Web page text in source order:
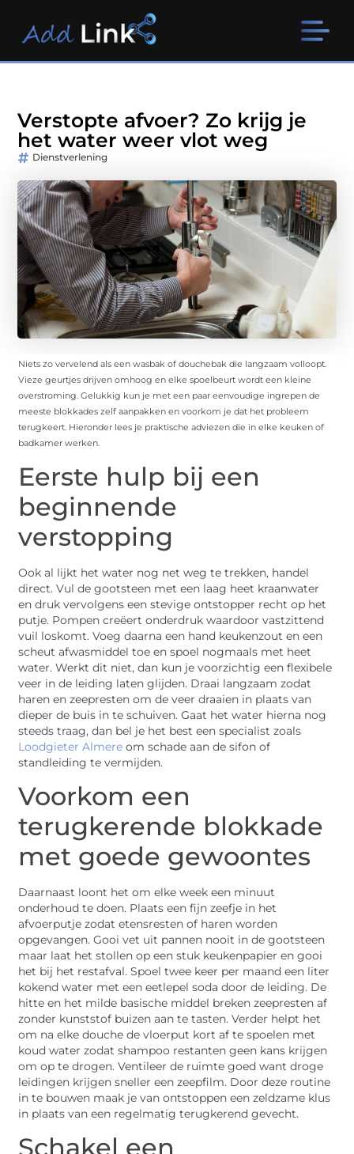
Verstopte afvoer? Zo krijg je
het water weer vlot weg
Dienstverlening
Niets zo vervelend als een wasbak of douchebak die langzaam volloopt.
Vieze geurtjes drijven omhoog en elke spoelbeurt wordt een kleine
overstroming. Gelukkig kun je met een paar eenvoudige ingrepen de
meeste blokkades zelf aanpakken en voorkom je dat het probleem
terugkeert. Hieronder lees je praktische adviezen die in elke keuken of
badkamer werken.
Eerste hulp bij een
beginnende
verstopping
Ook al lijkt het water nog net weg te trekken, handel
direct. Vul de gootsteen met een laag heet kraanwater
en druk vervolgens een stevige ontstopper recht op het
putje. Pompen creëert onderdruk waardoor vastzittend
vuil loskomt. Voeg daarna een hand keukenzout en een
scheut afwasmiddel toe en spoel nogmaals met heet
water. Werkt dit niet, dan kun je voorzichtig een flexibele
veer in de leiding laten glijden. Draai langzaam zodat
haren en zeepresten om de veer draaien in plaats van
dieper de buis in te schuiven. Gaat het water hierna nog
steeds traag, dan bel je het best een specialist zoals
Loodgieter Almere om schade aan de sifon of
standleiding te vermijden.
Voorkom een
terugkerende blokkade
met goede gewoontes
Daarnaast loont het om elke week een minuut
onderhoud te doen. Plaats een fijn zeefje in het
afvoerputje zodat etensresten of haren worden
opgevangen. Gooi vet uit pannen nooit in de gootsteen
maar laat het stollen op een stuk keukenpapier en gooi
het bij het restafval. Spoel twee keer per maand een liter
kokend water met een eetlepel soda door de leiding. De
hitte en het milde basische middel breken zeepresten af
zonder kunststof buizen aan te tasten. Verder helpt het
om na elke douche de vloerput kort af te spoelen met
koud water zodat shampoo­ restanten geen kans krijgen
om op te drogen. Ventileer de ruimte goed want droge
leidingen krijgen sneller een zeepfilm. Door deze routine
in te bouwen maak je van ontstoppen een zeldzame klus
in plaats van een regelmatig terugkerend gevecht.
Schakel een